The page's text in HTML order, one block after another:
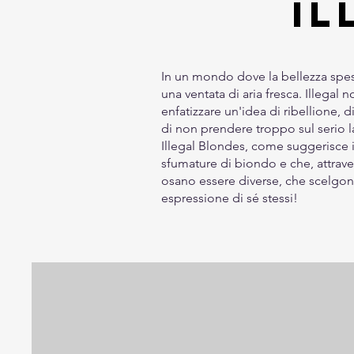
In un mondo dove la bellezza
una ventata di aria fresca. Illegal
enfatizzare un'idea di ribellione,
di non prendere troppo sul serio
Illegal Blondes, come
sfumature di biondo e che,
osano essere diverse, che
espressione di sé stessi!